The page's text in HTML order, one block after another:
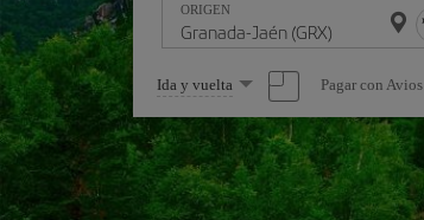
ORIGEN
Seleccione
una
opción
Ida y vuelta Pagar con Avios